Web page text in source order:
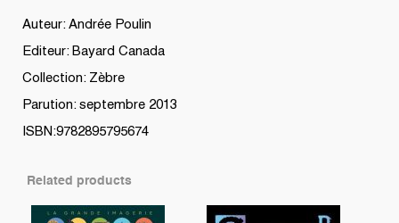
Auteur: Andrée Poulin
Editeur: Bayard Canada
Collection: Zèbre
Parution: septembre 2013
ISBN:9782895795674
Related products